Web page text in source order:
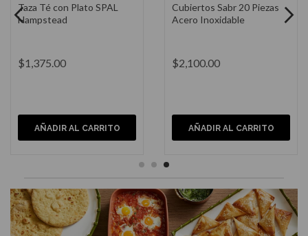
Plato Postre Hampstead 8"
$825.00
AÑADIR AL CARRITO
Copa de Vino Blanco Haus
Arlo Transparente 3x3x9
$325.00
AÑADIR AL CARRITO